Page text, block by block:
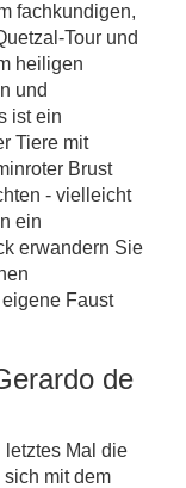
fachkundigen,
Tour und
heiligen
und
ist ein
Tiere mit
Brust
- vielleicht
ein
erwandern Sie
Faust
de
letztes Mal die
mit dem